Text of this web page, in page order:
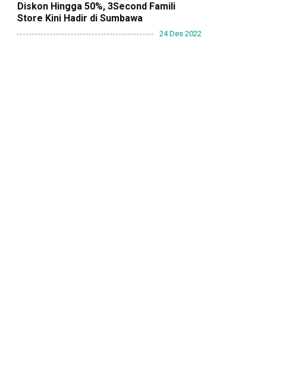
Diskon Hingga 50%, 3Second Famili
Store Kini Hadir di Sumbawa
24 Des 2022